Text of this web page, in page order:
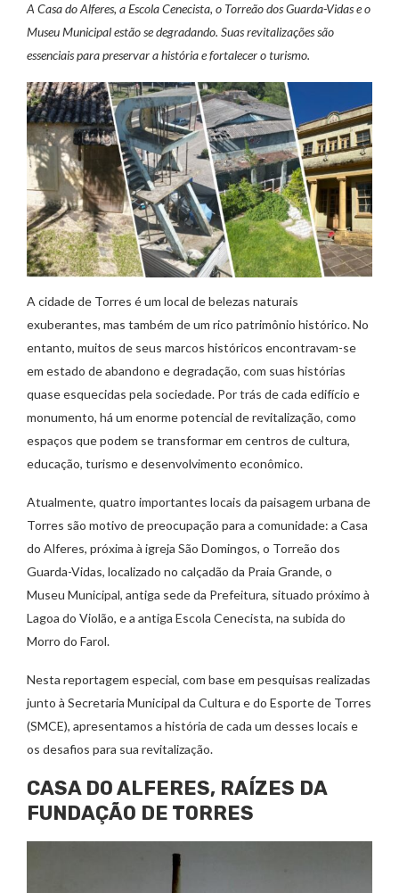
A Casa do Alferes, a Escola Cenecista, o Torreão dos Guarda-Vidas e o
Museu Municipal estão se degradando. Suas revitalizações são
essenciais para preservar a história e fortalecer o turismo.
A cidade de Torres é um local de belezas naturais
exuberantes, mas também de um rico patrimônio histórico. No
entanto, muitos de seus marcos históricos encontravam-se
em estado de abandono e degradação, com suas histórias
quase esquecidas pela sociedade. Por trás de cada edifício e
monumento, há um enorme potencial de revitalização, como
espaços que podem se transformar em centros de cultura,
educação, turismo e desenvolvimento econômico.
Atualmente, quatro importantes locais da paisagem urbana de
Torres são motivo de preocupação para a comunidade: a Casa
do Alferes, próxima à igreja São Domingos, o Torreão dos
Guarda-Vidas, localizado no calçadão da Praia Grande, o
Museu Municipal, antiga sede da Prefeitura, situado próximo à
Lagoa do Violão, e a antiga Escola Cenecista, na subida do
Morro do Farol.
Nesta reportagem especial, com base em pesquisas realizadas
junto à Secretaria Municipal da Cultura e do Esporte de Torres
(SMCE), apresentamos a história de cada um desses locais e
os desafios para sua revitalização.
CASA DO ALFERES, RAÍZES DA
FUNDAÇÃO DE TORRES